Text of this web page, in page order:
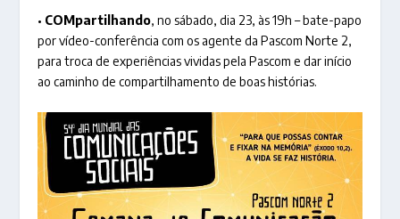
• COMpartilhando, no sábado, dia 23, às 19h – bate-papo
por vídeo-conferência com os agente da Pascom Norte 2,
para troca de experiências vividas pela Pascom e dar início
ao caminho de compartilhamento de boas histórias.